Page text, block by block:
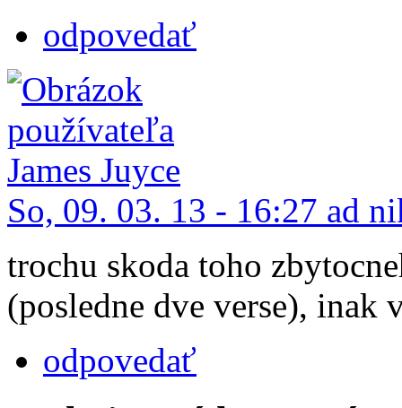
odpovedať
So, 09. 03. 13 - 16:27 ad
trochu skoda toho
(posledne dve verse), inak
odpovedať